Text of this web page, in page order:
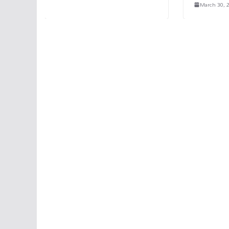
March 30,